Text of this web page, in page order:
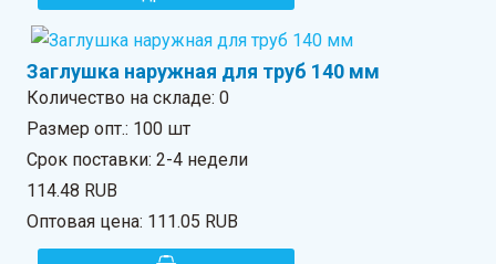
Заглушка наружная для труб 140 мм
Количество на складе:0
Размер опт.: 100 шт
Срок поставки: 2-4 недели
114.48 RUB
Оптовая цена: 111.05 RUB